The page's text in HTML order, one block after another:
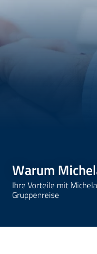
Warum
Ihre Vorteile mit
Gruppenreise